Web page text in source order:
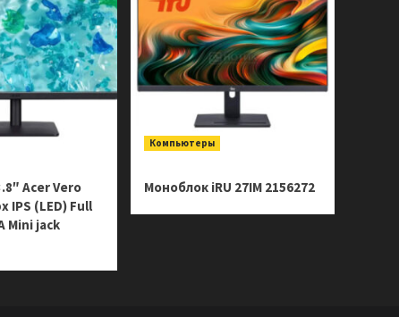
Acer Vero
IPS (LED) Full
Mini jack
Компьютеры
Моноблок iRU 27IM 2156272